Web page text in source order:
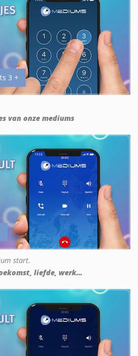
3 +
van onze mediums
start.
liefde, werk...